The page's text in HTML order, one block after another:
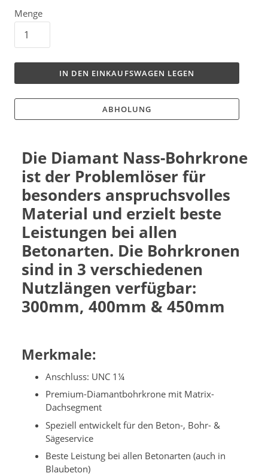
Menge
IN DEN EINKAUFSWAGEN LEGEN
ABHOLUNG
Die Diamant Nass-Bohrkrone
ist der Problemlöser für
besonders anspruchsvolles
Material und erzielt beste
Leistungen bei allen
Betonarten. Die Bohrkronen
sind in 3 verschiedenen
Nutzlängen verfügbar:
300mm, 400mm & 450mm
Merkmale:
Anschluss: UNC 1¼
Premium-Diamantbohrkrone mit Matrix-
Dachsegment
Speziell entwickelt für den Beton-, Bohr- &
Sägeservice
Beste Leistung bei allen Betonarten (auch in
Blaubeton)